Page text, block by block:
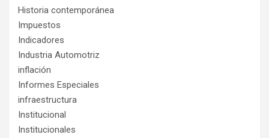
Historia contemporánea
Impuestos
Indicadores
Industria Automotriz
inflación
Informes Especiales
infraestructura
Institucional
Institucionales